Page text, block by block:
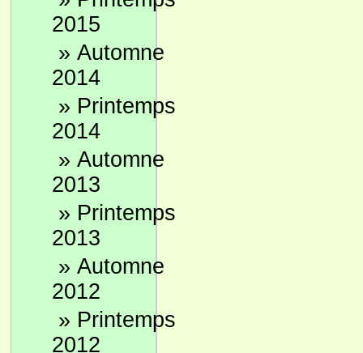
2015
» Automne
2014
» Printemps
2014
» Automne
2013
» Printemps
2013
» Automne
2012
» Printemps
2012